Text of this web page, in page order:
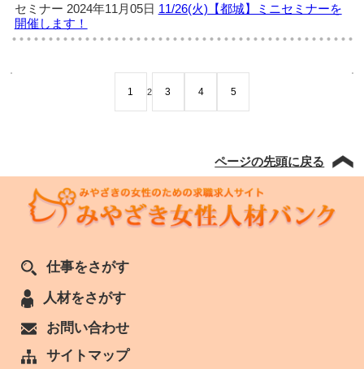
セミナー 2024年11月05日 11/26(火)【都城】ミニセミナーを
開催します！
1 2 3 4 5
ページの先頭に戻る
仕事をさがす
人材をさがす
お問い合わせ
サイトマップ